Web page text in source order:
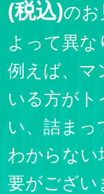
(税込)のお
よって異な
例えば、マ
いる方がト
い、詰まっ
わからない
要がござい